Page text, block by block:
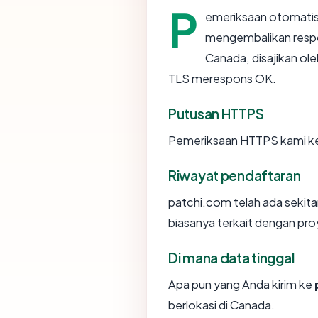
P
emeriksaan
mengembalikan
Canada, disajikan
TLS merespons OK.
Putusan HTTPS
Pemeriksaan HTTPS kami
Riwayat pendaftaran
patchi.com telah ada
biasanya terkait dengan
Di mana data tinggal
Apa pun yang Anda kirim ke
berlokasi di Canada.